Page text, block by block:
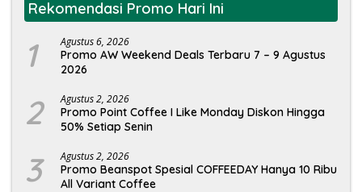
Rekomendasi Promo Hari Ini
1 Agustus 6, 2026
Promo AW Weekend Deals Terbaru 7 – 9 Agustus
2026
2 Agustus 2, 2026
Promo Point Coffee I Like Monday Diskon Hingga
50% Setiap Senin
3 Agustus 2, 2026
Promo Beanspot Spesial COFFEEDAY Hanya 10 Ribu
All Variant Coffee